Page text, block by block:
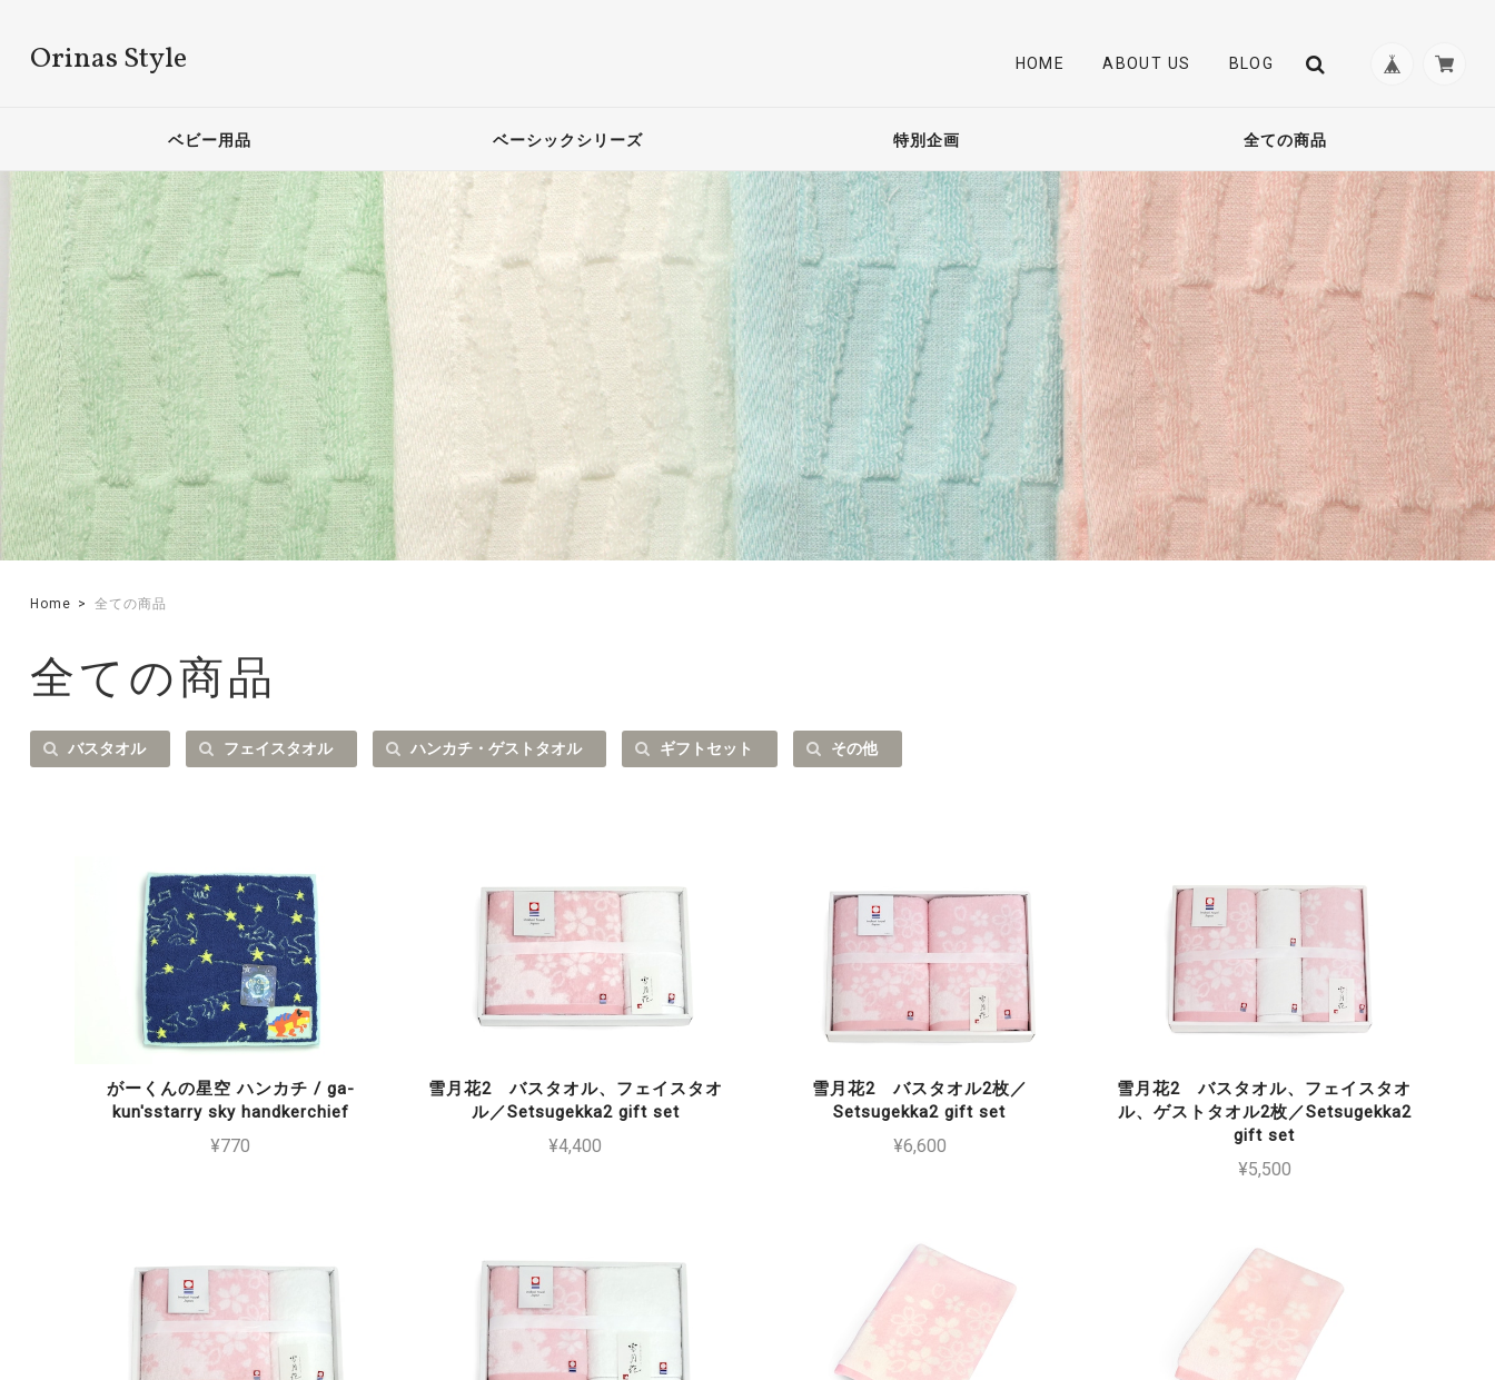
Orinas Style HOME ABOUT US BLOG
ベビー用品 ベーシックシリーズ 特別企画 全ての商品
Home 全ての商品
全ての商品
バスタオル フェイスタオル ハンカチ・ゲストタオル ギフトセット その他
がーくんの星空 ハンカチ / ga-
kun'sstarry sky handkerchief
¥770
雪月花2 バスタオル、フェイスタオ
ル／Setsugekka2 gift set
¥4,400
雪月花2 バスタオル2枚／
Setsugekka2 gift set
¥6,600
雪月花2 バスタオル、フェイスタオ
ル、ゲストタオル2枚／Setsugekka2
gift set
¥5,500